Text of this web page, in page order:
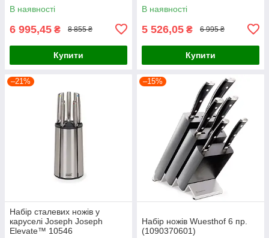
В наявності
6 995,45 ₴ 8 855 ₴
Купити
В наявності
5 526,05 ₴ 6 995 ₴
Купити
–21%
Набір сталевих ножів у
каруселі Joseph Joseph
Elevate™ 10546
–15%
Набір ножів Wuesthof 6 пр.
(1090370601)